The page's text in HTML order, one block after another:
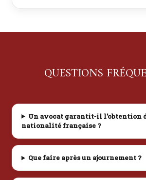
QUESTIONS
Un avocat garantit-il l’obtention
nationalité française ?
Que faire après un ajournement ?